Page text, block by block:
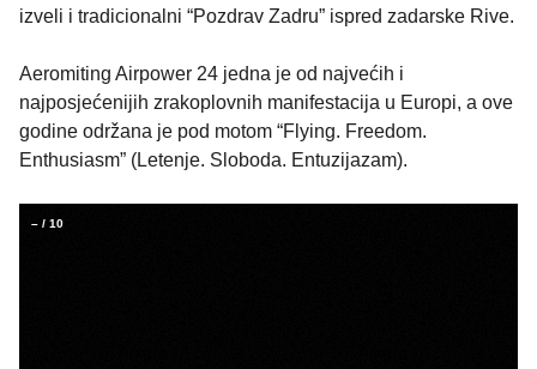
izveli i tradicionalni “Pozdrav Zadru” ispred zadarske Rive.
Aeromiting Airpower 24 jedna je od najvećih i
najposjećenijih zrakoplovnih manifestacija u Europi, a ove
godine održana je pod motom “Flying. Freedom.
Enthusiasm” (Letenje. Sloboda. Entuzijazam).
– / 10